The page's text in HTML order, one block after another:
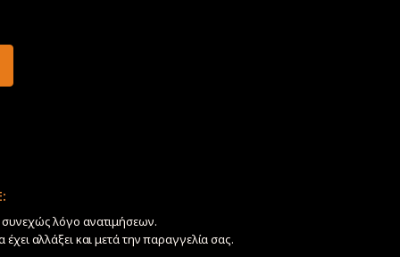
συνεχώς λόγο ανατιμήσεων.
έχει αλλάξει και μετά την παραγγελία σας.